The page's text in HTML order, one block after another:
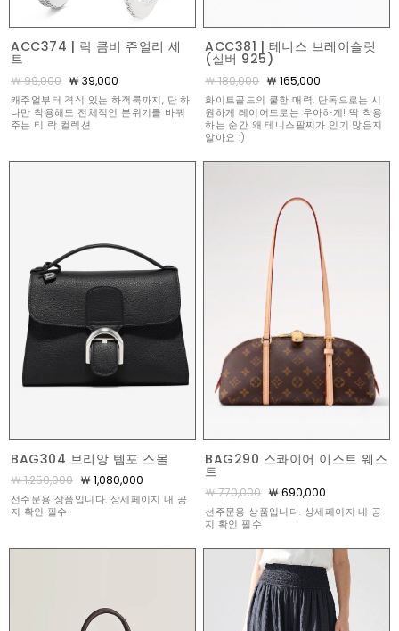
ACC374 | 락 콤비 쥬얼리 세
트
￦ 99,000 ￦ 39,000
캐주얼부터 격식 있는 하객룩까지, 단 하
나만 착용해도 전체적인 분위기를 바꿔
주는 티 락 컬렉션
ACC381 | 테니스 브레이슬릿
(실버 925)
￦ 180,000 ￦ 165,000
화이트골드의 쿨한 매력, 단독으로는 시
원하게 레이어드로는 우아하게! 딱 착용
하는 순간 왜 테니스팔찌가 인기 많은지
알아요 :)
BAG304 브리앙 템포 스몰
￦ 1,250,000 ￦ 1,080,000
선주문용 상품입니다. 상세페이지 내 공
지 확인 필수
BAG290 스콰이어 이스트 웨스
트
￦ 770,000 ￦ 690,000
선주문용 상품입니다. 상세페이지 내 공
지 확인 필수